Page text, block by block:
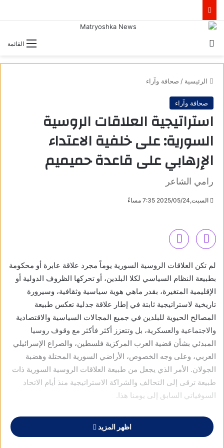
القائمة
الرئيسية / صحافة وآراء
صحافة وآراء
استراتيجية العلاقات الروسية
السورية: على خلفية الاعتداء
الإرهابي على قاعدة حميميم
رامي الشاعر
السبت,2025/05/24 7:35 مساءً
لم تكن العلاقات الروسية السورية يوماً مجرد علاقة عابرة أو محكومة
بطبيعة النظام السياسي لكلا البلدين، أو تحركها الظروف الدولية أو
الإقليمية المتغيرة، بقدر ماهي هوية سياسية وثقافية، وسيرورة
تاريخية لاستراتيجية ثابتة في إطار علاقة جدلية تعكس طبيعة
المصالح الحيوية للبلدين في جميع المجالات السياسية والاقتصادية
والاجتماعية والعسكرية، بل وتتعزز أكثر فأكثر مع وقوف روسيا
المبدئي بشأن قضية العرب المركزية فلسطين، والصراع الإسرائيلي
العربي، وعلى وجه الخصوص، الأراضي السورية المحتلة وهضبة
الجولان. الأمر الذي يجعل من طبيعة العلاقات الروسية السورية ذات
طبيعة ترقى إلى التحالف والشراكة الاستراتيجية منذ أيام الاتحاد
السوفياتي السابق إلى يومنا هذا.
لقد أضفت روسيا مع سورية نوعاً من التوازن الدولي، الذي حال دون
صراعات إقليمية كبرى، خصوصاً في مراحل ما بعد التحيّز التام
اظهر المزيد